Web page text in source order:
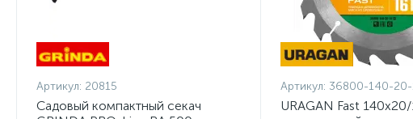
Артикул: 20815
Садовый компактный секач
Артикул: 36800-140-20-
URAGAN Fast